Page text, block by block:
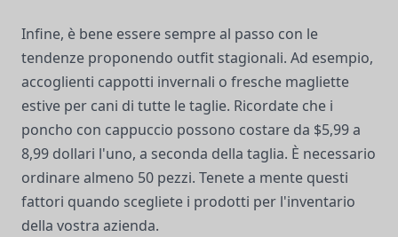
Infine, è bene essere sempre al passo con le
tendenze proponendo outfit stagionali. Ad esempio,
accoglienti cappotti invernali o fresche magliette
estive per cani di tutte le taglie. Ricordate che i
poncho con cappuccio possono costare da $5,99 a
8,99 dollari l'uno, a seconda della taglia. È necessario
ordinare almeno 50 pezzi. Tenete a mente questi
fattori quando scegliete i prodotti per l'inventario
della vostra azienda.